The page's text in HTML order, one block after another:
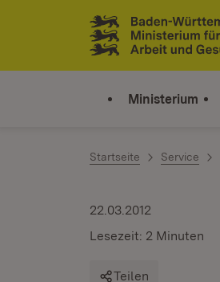
Zum Inhalt springen
Link zur Startseite
Ministerium
Startseite Service
22.03.2012
Lesezeit: 2 Minuten
Teilen